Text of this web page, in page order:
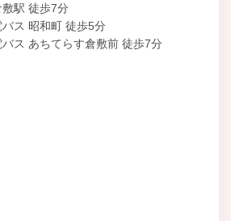
駅 徒歩7分
ス 昭和町 徒歩5分
ス あちてらす倉敷前 徒歩7分